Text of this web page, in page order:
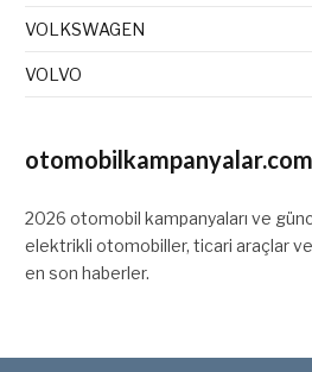
VOLKSWAGEN
VOLVO
otomobilkampanyalar.com
2026 otomobil kampanyaları ve
elektrikli otomobiller, ticari araçlar
en son haberler.